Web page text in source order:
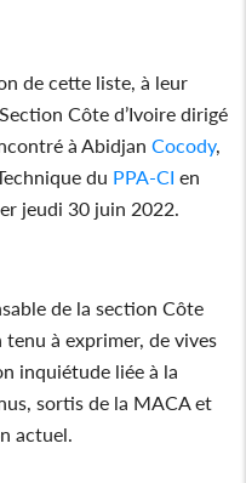
de cette liste, à leur
Section Côte d’Ivoire dirigé
à AbidjanCocody,
du PPA-CI en
jeudi 30 juin 2022.
de la section Côte
tenu à exprimer, de vives
inquiétude liée à la
sortis de la MACA et
actuel.